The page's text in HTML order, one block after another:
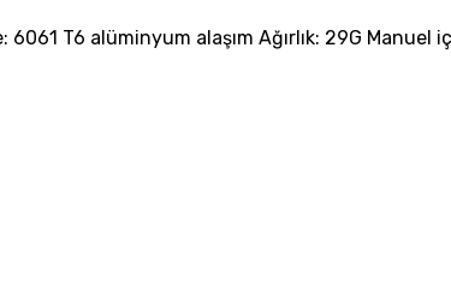
6061 T6 alüminyum alaşım Ağırlık: 29G Manuel